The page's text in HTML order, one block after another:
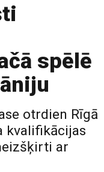
spēlē
otrdien Rīgā
kvalifikācijas
ar